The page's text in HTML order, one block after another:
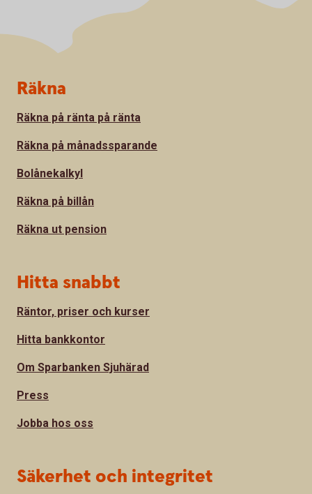
Sidfot
Räkna
Räkna på ränta på ränta
Räkna på månadssparande
Bolånekalkyl
Räkna på billån
Räkna ut pension
Hitta snabbt
Räntor, priser och kurser
Hitta bankkontor
Om Sparbanken Sjuhärad
Press
Jobba hos oss
Säkerhet och integritet